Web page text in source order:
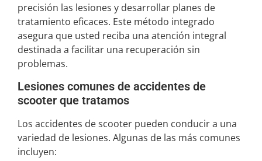
precisión las lesiones y desarrollar planes de
tratamiento eficaces. Este método integrado
asegura que usted reciba una atención integral
destinada a facilitar una recuperación sin
problemas.
Lesiones comunes de accidentes de
scooter que tratamos
Los accidentes de scooter pueden conducir a una
variedad de lesiones. Algunas de las más comunes
incluyen: